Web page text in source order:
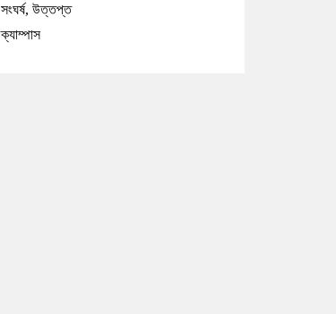
সংঘর্ষ, উত্তপ্ত
ক্যাম্পাস